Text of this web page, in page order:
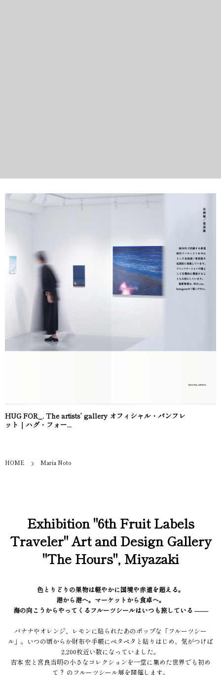
HUG FOR_. The artists’ gallery オフィシャル・パンフレ
ット｜ハグ・フォー...
HOME Maria Noto
Exhibition "6th Fruit Labels
Traveler" Art and Design Gallery
"The Hours", Miyazaki
色とりどりの果物は軽やかに国境や赤道を超える。
港から港へ。マーケットから食卓へ。
海の向こうからやってくるフルーツシールはいつも旅している ––––
バナナやオレンジ、レモンに貼られたあのポップな「フルーツシー
ル」。いつの頃からか財布や手帳にペタペタと貼りはじめ、気がつけば
2,200枚近い数になっていました。
吉本 宏と宮良当明の小さなコレクションを一堂に集めた世界でも初め
て？ のフルーツシール展を開催します。